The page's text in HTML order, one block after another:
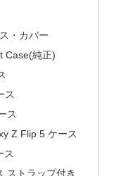
・カバー
Case(純正)
ス
ス
Z Flip 5 ケース
ス
ストラップ付き